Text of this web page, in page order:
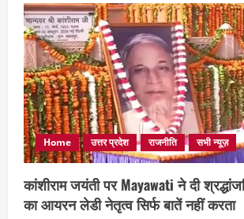
आठवले
का
बड़ा
बयान,
कहा–
दलित
गठबंधन
की
कमान
Mayawati
संभालें
Home उत्तर प्रदेश राजनीति सभी न्यूज़
कांशीराम जयंती पर Mayawati ने दी
का आयरन लेडी नेतृत्व सिर्फ बातें नहीं करता